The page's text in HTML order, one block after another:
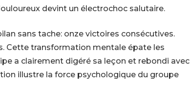
devint un électrochoc salutaire.
sans tache: onze victoires consécutives.
Cette transformation mentale épate les
a clairement digéré sa leçon et rebondi avec
illustre la force psychologique du groupe